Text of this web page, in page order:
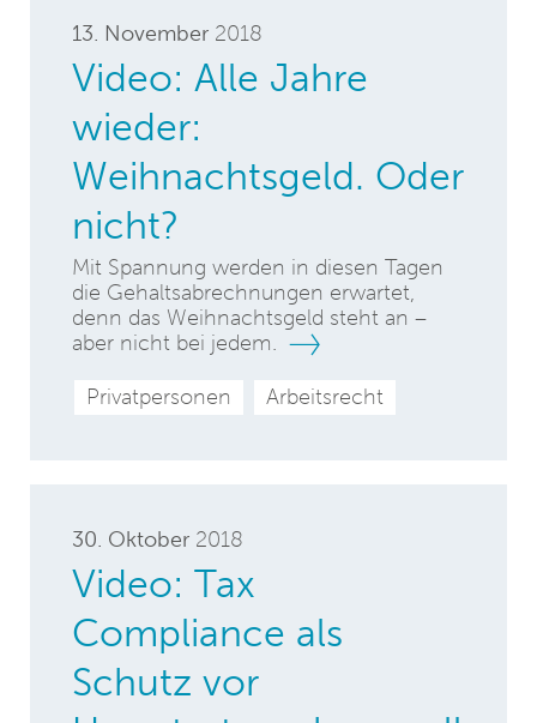
13. November 2018
Video: Alle Jahre
wieder:
Weihnachtsgeld. Oder
nicht?
Mit Spannung werden in diesen Tagen
die Gehaltsabrechnungen erwartet,
denn das Weihnachtsgeld steht an –
aber nicht bei jedem.
Privatpersonen Arbeitsrecht
30. Oktober 2018
Video: Tax
Compliance als
Schutz vor